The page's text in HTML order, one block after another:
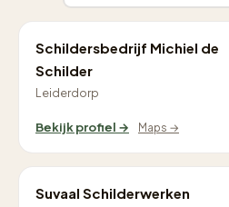
Schildersbedrijf Michiel de
Schilder
Leiderdorp
Bekijk profiel → Maps →
Suvaal Schilderwerken